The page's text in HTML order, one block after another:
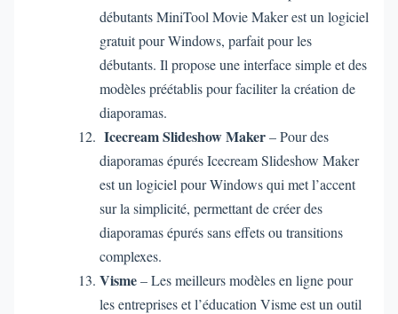
débutants MiniTool Movie Maker est un logiciel
gratuit pour Windows, parfait pour les
débutants. Il propose une interface simple et des
modèles préétablis pour faciliter la création de
diaporamas.
Icecream Slideshow Maker– Pour des
diaporamas épurés Icecream Slideshow Maker
est un logiciel pour Windows qui met l’accent
sur la simplicité, permettant de créer des
diaporamas épurés sans effets ou transitions
complexes.
Visme– Les meilleurs modèles en ligne pour
les entreprises et l’éducation Visme est un outil